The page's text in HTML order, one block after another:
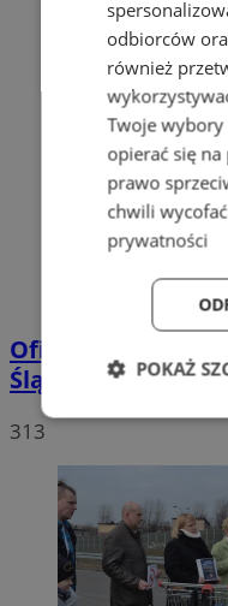
Oficjalne wyniki
Śląskiej wygrywa
313
odbiorców
również
Twoje wybory
opierać się
prawo
chwili
prywatności
POKAŻ